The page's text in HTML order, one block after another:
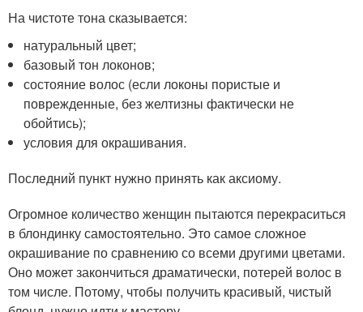
На чистоте тона сказывается:
натуральный цвет;
базовый тон локонов;
состояние волос (если локоны пористые и
поврежденные, без желтизны фактически не
обойтись);
условия для окрашивания.
Последний пункт нужно принять как аксиому.
Огромное количество женщин пытаются перекраситься
в блондинку самостоятельно. Это самое сложное
окрашивание по сравнению со всеми другими цветами.
Оно может закончиться драматически, потерей волос в
том числе. Потому, чтобы получить красивый, чистый